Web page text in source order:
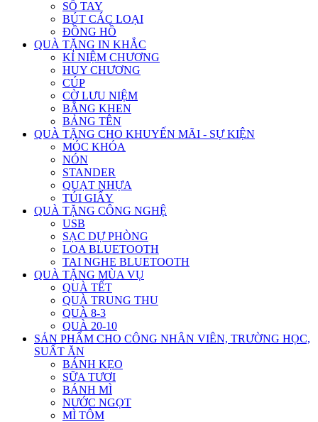
SỔ TAY
BÚT CÁC LOẠI
ĐỒNG HỒ
QUÀ TẶNG IN KHẮC
KỈ NIỆM CHƯƠNG
HUY CHƯƠNG
CÚP
CỜ LƯU NIỆM
BẰNG KHEN
BẢNG TÊN
QUÀ TẶNG CHO KHUYẾN MÃI - SỰ KIỆN
MÓC KHÓA
NÓN
STANDER
QUẠT NHỰA
TÚI GIẤY
QUÀ TẶNG CÔNG NGHỆ
USB
SẠC DỰ PHÒNG
LOA BLUETOOTH
TAI NGHE BLUETOOTH
QUÀ TẶNG MÙA VỤ
QUÀ TẾT
QUÀ TRUNG THU
QUÀ 8-3
QUÀ 20-10
SẢN PHẨM CHO CÔNG NHÂN VIÊN, TRƯỜNG HỌC,
SUẤT ĂN
BÁNH KẸO
SỮA TƯƠI
BÁNH MÌ
NƯỚC NGỌT
MÌ TÔM